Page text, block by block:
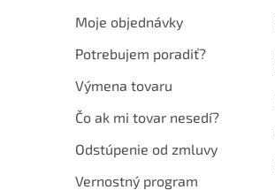
Moje objednávky
Potrebujem poradiť?
Výmena tovaru
Čo ak mi tovar nesedí?
Odstúpenie od zmluvy
Vernostný program